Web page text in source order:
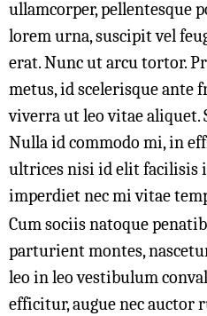
ullamcorper, pellentesque
lorem urna, suscipit vel
erat. Nunc ut arcu tortor.
metus, id scelerisque ante
viverra ut leo vitae aliquet.
Nulla id commodo mi, in
ultrices nisi id elit facilisis
imperdiet nec mi vitae
Cum sociis natoque
parturient montes,
leo in leo vestibulum
efficitur, augue nec auctor